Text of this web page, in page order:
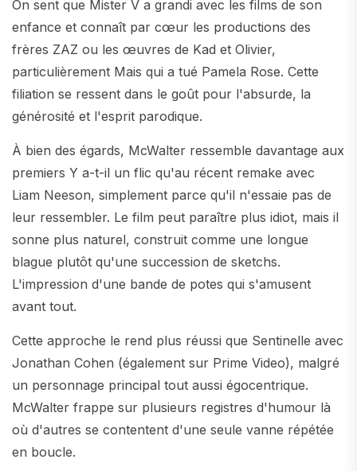
On sent que Mister V a grandi avec les films de son
enfance et connaît par cœur les productions des
frères ZAZ ou les œuvres de Kad et Olivier,
particulièrement Mais qui a tué Pamela Rose. Cette
filiation se ressent dans le goût pour l'absurde, la
générosité et l'esprit parodique.
À bien des égards, McWalter ressemble davantage aux
premiers Y a-t-il un flic qu'au récent remake avec
Liam Neeson, simplement parce qu'il n'essaie pas de
leur ressembler. Le film peut paraître plus idiot, mais il
sonne plus naturel, construit comme une longue
blague plutôt qu'une succession de sketchs.
L'impression d'une bande de potes qui s'amusent
avant tout.
Cette approche le rend plus réussi que Sentinelle avec
Jonathan Cohen (également sur Prime Video), malgré
un personnage principal tout aussi égocentrique.
McWalter frappe sur plusieurs registres d'humour là
où d'autres se contentent d'une seule vanne répétée
en boucle.